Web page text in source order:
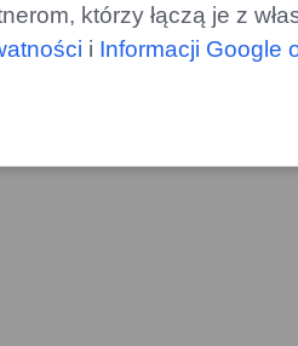
którzy łączą je z
i Informacji Google